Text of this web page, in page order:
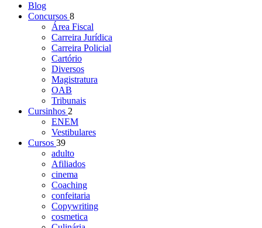
Blog
Concursos 8
Área Fiscal
Carreira Jurídica
Carreira Policial
Cartório
Diversos
Magistratura
OAB
Tribunais
Cursinhos 2
ENEM
Vestibulares
Cursos 39
adulto
Afiliados
cinema
Coaching
confeitaria
Copywriting
cosmetica